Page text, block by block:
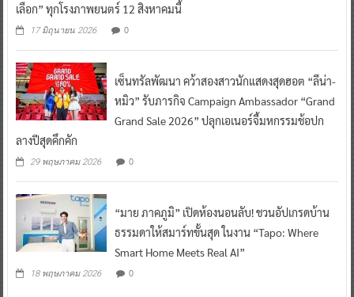
เลือก” ทุกโรงภาพยนตร์ 12 สิงหาคมนี้
17 มิถุนายน 2026 0
เซ็นทรัลพัฒนา คว้าสองสาวนักแสดงสุดฮอต “ลีน่า-
หมิว” รับภารกิจ Campaign Ambassador “Grand
Grand Sale 2026” ปลุกเอเนอร์จี้มหกรรมช้อปก
ลางปีสุดคึกคัก
29 พฤษภาคม 2026 0
“มาย ภาคภูมิ” เปิดห้องนอนลับ! ชวนอัปเกรดบ้าน
ธรรมดาให้สมาร์ทขั้นสุด ในงาน “Tapo: Where
Smart Home Meets Real AI”
18 พฤษภาคม 2026 0